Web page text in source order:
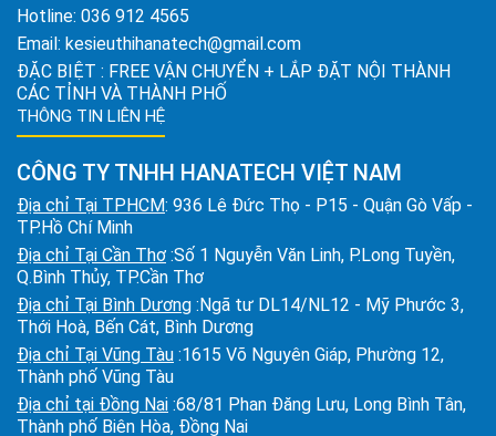
Hotline: 036 912 4565
Email: kesieuthihanatech@gmail.com
ĐẶC BIỆT : FREE VẬN CHUYỂN + LẮP ĐẶT NỘI THÀNH
CÁC TỈNH VÀ THÀNH PHỐ
THÔNG TIN LIÊN HỆ
CÔNG TY TNHH HANATECH VIỆT NAM
Địa chỉ Tại TPHCM: 936 Lê Đức Thọ - P15 - Quận Gò Vấp -
TP.Hồ Chí Minh
Địa chỉ Tại Cần Thơ :Số 1 Nguyễn Văn Linh, P.Long Tuyền,
Q.Bình Thủy, TP.Cần Thơ
Địa chỉ Tại Bình Dương :Ngã tư DL14/NL12 - Mỹ Phước 3,
Thới Hoà, Bến Cát, Bình Dương
Địa chỉ Tại Vũng Tàu :1615 Võ Nguyên Giáp, Phường 12,
Thành phố Vũng Tàu
Địa chỉ tại Đồng Nai :68/81 Phan Đăng Lưu, Long Bình Tân,
Thành phố Biên Hòa, Đồng Nai